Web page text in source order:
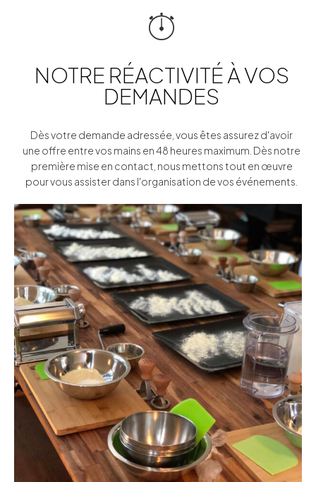
NOTRE RÉACTIVITÉ À VOS
DEMANDES
Dès votre demande adressée, vous êtes assurez d'avoir
une offre entre vos mains en 48 heures maximum. Dès notre
première mise en contact, nous mettons tout en œuvre
pour vous assister dans l'organisation de vos événements.